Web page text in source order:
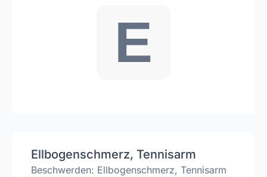
E
Ellbogenschmerz, Tennisarm
Beschwerden: Ellbogenschmerz, Tennisarm